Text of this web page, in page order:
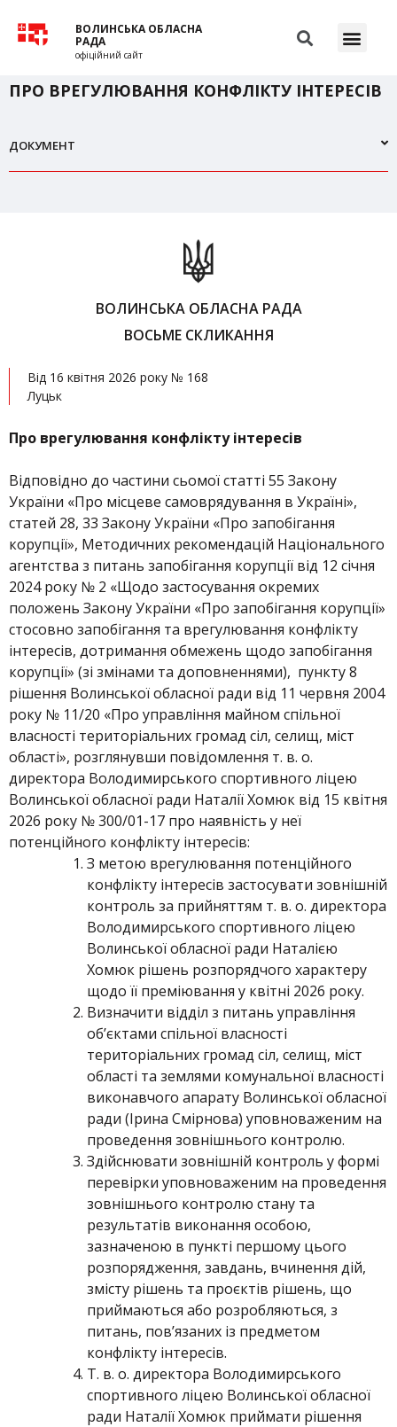
ВОЛИНСЬКА ОБЛАСНА
РАДА
офіційний сайт
ПРО ВРЕГУЛЮВАННЯ КОНФЛІКТУ ІНТЕРЕСІВ
ДОКУМЕНТ
ВОЛИНСЬКА ОБЛАСНА РАДА
ВОСЬМЕ СКЛИКАННЯ
Від 16 квітня 2026 року № 168
Луцьк
Про врегулювання конфлікту інтересів
Відповідно до частини сьомої статті 55 Закону
України «Про місцеве самоврядування в Україні»,
статей 28, 33 Закону України «Про запобігання
корупції», Методичних рекомендацій Національного
агентства з питань запобігання корупції від 12 січня
2024 року № 2 «Щодо застосування окремих
положень Закону України «Про запобігання корупції»
стосовно запобігання та врегулювання конфлікту
інтересів, дотримання обмежень щодо запобігання
корупції» (зі змінами та доповненнями), пункту 8
рішення Волинської обласної ради від 11 червня 2004
року № 11/20 «Про управління майном спільної
власності територіальних громад сіл, селищ, міст
області», розглянувши повідомлення т. в. о.
директора Володимирського спортивного ліцею
Волинської обласної ради Наталії Хомюк від 15 квітня
2026 року № 300/01-17 про наявність у неї
потенційного конфлікту інтересів:
З метою врегулювання потенційного
конфлікту інтересів застосувати зовнішній
контроль за прийняттям т. в. о. директора
Володимирського спортивного ліцею
Волинської обласної ради Наталією
Хомюк рішень розпорядчого характеру
щодо її преміювання у квітні 2026 року.
Визначити відділ з питань управління
об’єктами спільної власності
територіальних громад сіл, селищ, міст
області та землями комунальної власності
виконавчого апарату Волинської обласної
ради (Ірина Смірнова) уповноваженим на
проведення зовнішнього контролю.
Здійснювати зовнішній контроль у формі
перевірки уповноваженим на проведення
зовнішнього контролю стану та
результатів виконання особою,
зазначеною в пункті першому цього
розпорядження, завдань, вчинення дій,
змісту рішень та проєктів рішень, що
приймаються або розробляються, з
питань, пов’язаних із предметом
конфлікту інтересів.
Т. в. о. директора Володимирського
спортивного ліцею Волинської обласної
ради Наталії Хомюк приймати рішення